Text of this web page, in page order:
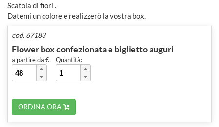
Scatola di fiori .
Datemi un colore e realizzerò la vostra box.
cod. 67183
Flower box confezionata e biglietto auguri
a partire da € Quantità:
ORDINA ORA